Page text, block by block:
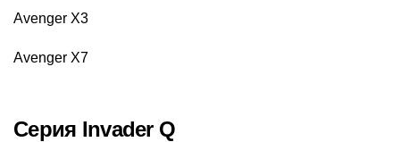
Аvenger X3
Аvenger X7
Серия Invader Q